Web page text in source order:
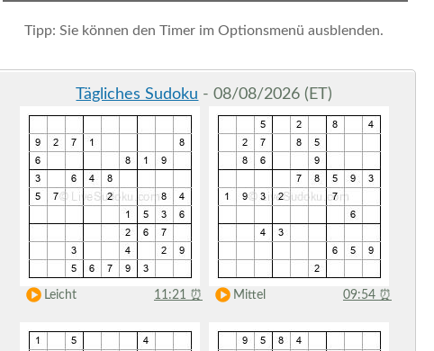
Tipp: Sie können den Timer im Optionsmenü ausblenden.
Tägliches Sudoku - 08/08/2026 (ET)
Leicht 11:21 ⏰ Mittel 09:54 ⏰